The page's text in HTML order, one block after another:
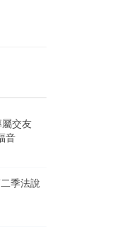
屬交友
音
季法說